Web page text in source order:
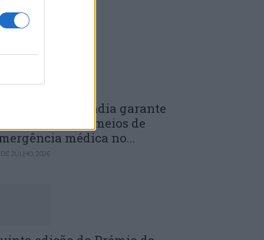
DE JULHO, 2026
Município de Anadia garante
manutenção dos meios de
médica no...
JULHO, 2026